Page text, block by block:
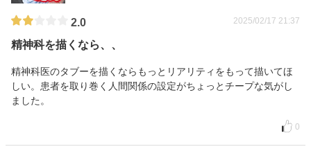
2.0 2025/02/17 21:37
精神科を描くなら、、
精神科医のタブーを描くならもっとリアリティをもって描いてほ
しい。患者を取り巻く人間関係の設定がちょっとチープな気がし
ました。
0